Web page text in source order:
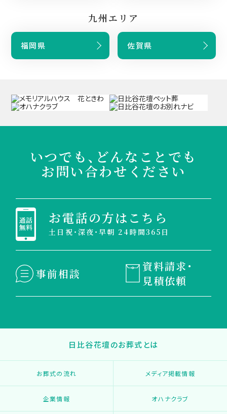
九州エリア
福岡県 佐賀県
いつでも、どんなことでも
お問い合わせください
お電話の方はこちら
土日祝・深夜・早朝 24時間365日
事前相談
資料請求・
見積依頼
日比谷花壇のお葬式とは
お葬式の流れ メディア掲載情報
企業情報 オハナクラブ